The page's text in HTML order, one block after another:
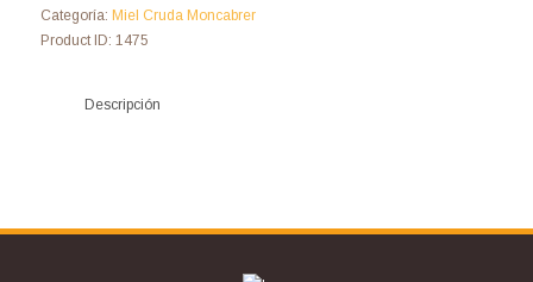
Categoría: Miel Cruda Moncabrer
Product ID: 1475
Descripción